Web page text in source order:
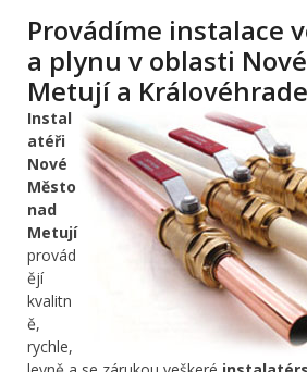
Provádíme instalace
a plynu v oblasti
Metují a
Instal
atéři
Nové
Město
nad
Metují
provád
ějí
kvalitn
ě,
rychle,